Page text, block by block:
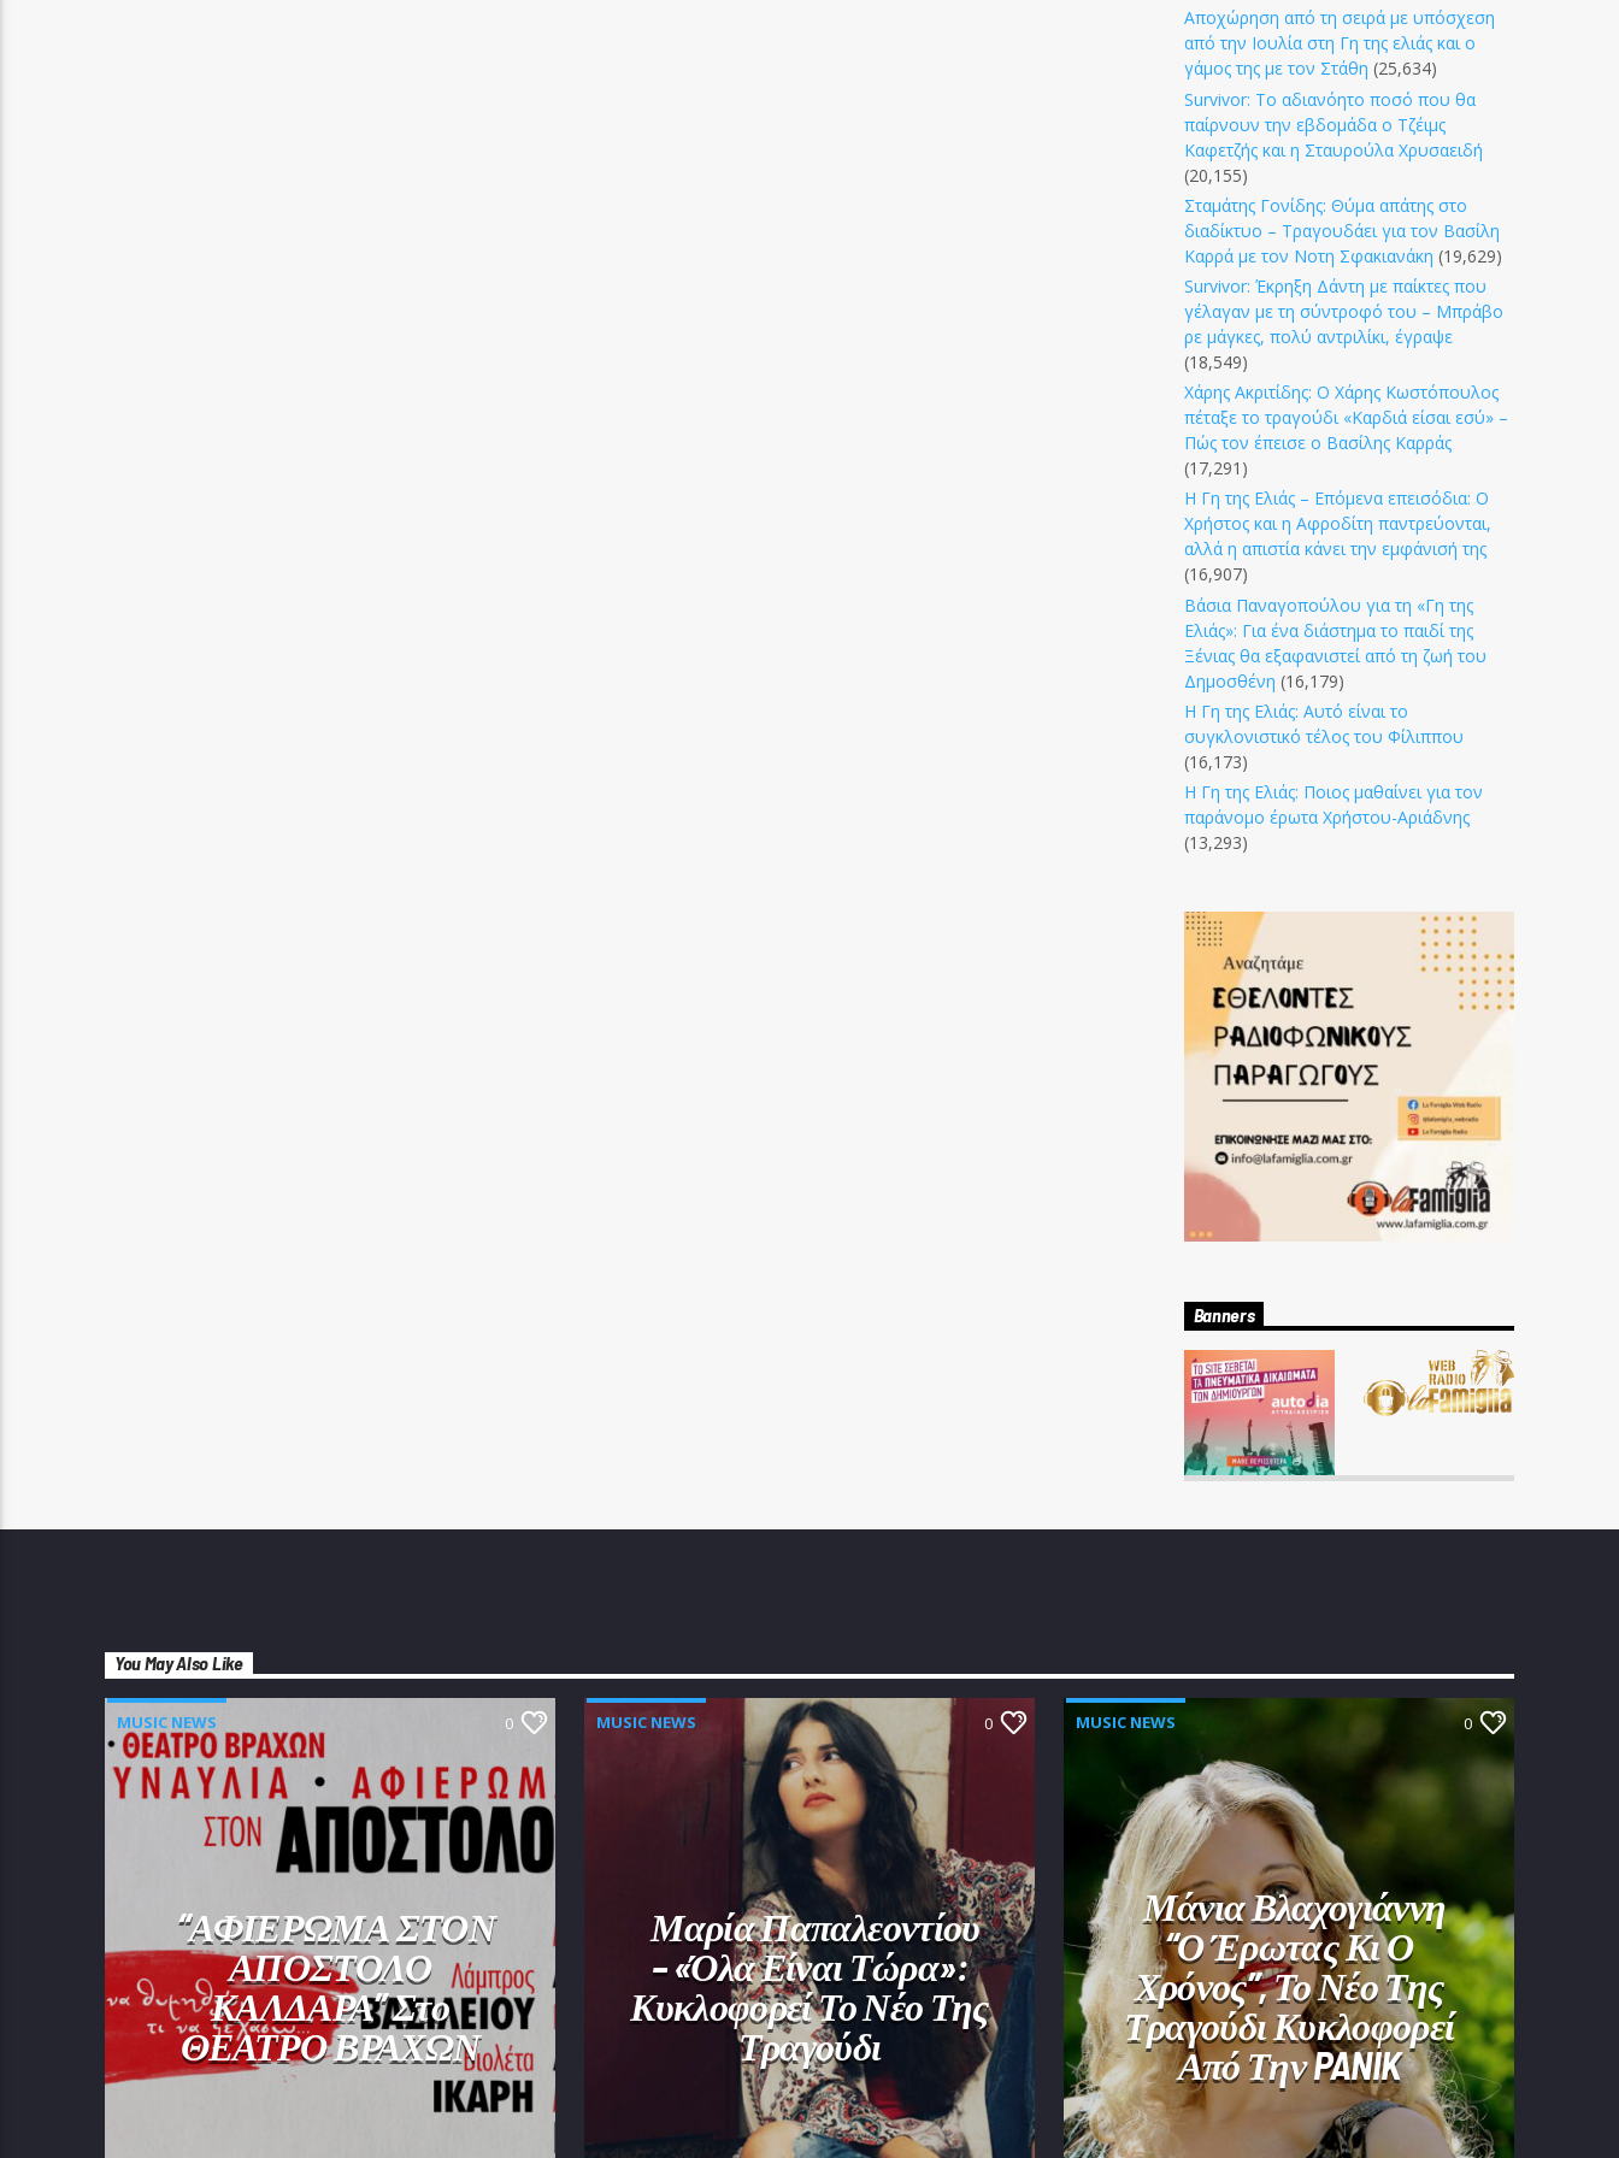
Αποχώρηση από τη σειρά με υπόσχεση
από την Ιουλία στη Γη της ελιάς και ο
γάμος της με τον Στάθη (25,634)
Survivor: Το αδιανόητο ποσό που θα
παίρνουν την εβδομάδα ο Τζέιμς
Καφετζής και η Σταυρούλα Χρυσαειδή
(20,155)
Σταμάτης Γονίδης: Θύμα απάτης στο
διαδίκτυο – Τραγουδάει για τον Βασίλη
Καρρά με τον Νοτη Σφακιανάκη (19,629)
Survivor: Έκρηξη Δάντη με παίκτες που
γέλαγαν με τη σύντροφό του – Μπράβο
ρε μάγκες, πολύ αντριλίκι, έγραψε
(18,549)
Χάρης Ακριτίδης: Ο Χάρης Κωστόπουλος
πέταξε το τραγούδι «Καρδιά είσαι εσύ» –
Πώς τον έπεισε ο Βασίλης Καρράς
(17,291)
Η Γη της Ελιάς – Επόμενα επεισόδια: Ο
Χρήστος και η Αφροδίτη παντρεύονται,
αλλά η απιστία κάνει την εμφάνισή της
(16,907)
Βάσια Παναγοπούλου για τη «Γη της
Ελιάς»: Για ένα διάστημα το παιδί της
Ξένιας θα εξαφανιστεί από τη ζωή του
Δημοσθένη (16,179)
Η Γη της Ελιάς: Αυτό είναι το
συγκλονιστικό τέλος του Φίλιππου
(16,173)
Η Γη της Ελιάς: Ποιος μαθαίνει για τον
παράνομο έρωτα Χρήστου-Αριάδνης
(13,293)
Banners
You May Also Like
MUSIC NEWS 0
“ΑΦΙΕΡΩΜΑ ΣΤΟΝ
ΑΠΟΣΤΟΛΟ
ΚΑΛΔΑΡΑ” Στο
ΘΕΑΤΡΟ ΒΡΑΧΩΝ
MUSIC NEWS 0
Μαρία Παπαλεοντίου
– «Όλα Είναι Τώρα»:
Κυκλοφορεί Το Νέο Της
Τραγούδι
MUSIC NEWS 0
Μάνια Βλαχογιάννη
“Ο Έρωτας Κι Ο
Χρόνος”, Το Νέο Της
Τραγούδι Κυκλοφορεί
Από Την PANIK